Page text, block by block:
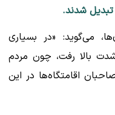
تبدیل شدند.
می‌گوید: «در بسیاری
بالا رفت، چون مردم
اقامتگاه‌ها در این